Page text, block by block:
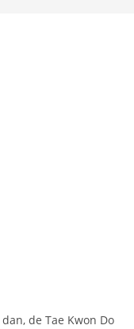
dan, de Tae Kwon Do